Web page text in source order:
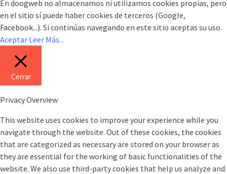
En doogweb no almacenamos ni utilizamos cookies propias, pero
en el sitio sí puede haber cookies de terceros (Google,
Facebook...). Si continúas navegando en este sitio aceptas su uso.
Aceptar Leer Más...
Cerrar
Privacy Overview
This website uses cookies to improve your experience while you
navigate through the website. Out of these cookies, the cookies
that are categorized as necessary are stored on your browser as
they are essential for the working of basic functionalities of the
website. We also use third-party cookies that help us analyze and